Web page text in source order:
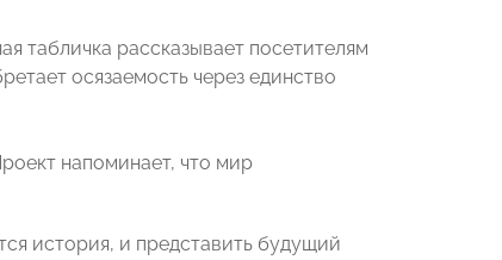
табличка рассказывает посетителям
осязаемость через единство
напоминает, что мир
история, и представить будущий